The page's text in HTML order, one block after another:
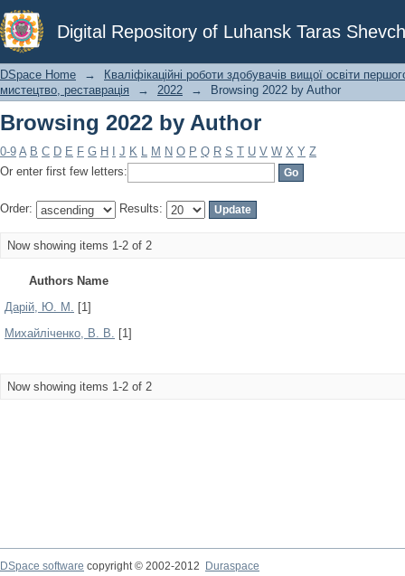
Digital Repository of Luhansk Taras
Browsing 2022 by Author
DSpace Home →
Кваліфікаційні роботи здобувачів вищої освіти
мистецтво, реставрація
→ 2022 → Browsing 2022 by Author
Browsing 2022 by Author
0-9 A B C D E F G H J K L M N O P Q R S T U V W X Y Z
Or enter first few letters:
Order: Results:
Now showing items 1-2 of 2
Authors Name
Дарій, Ю. М. [1]
Михайліченко, В. В. [1]
Now showing items 1-2 of 2
DSpace software copyright © 2002-2012
Duraspace